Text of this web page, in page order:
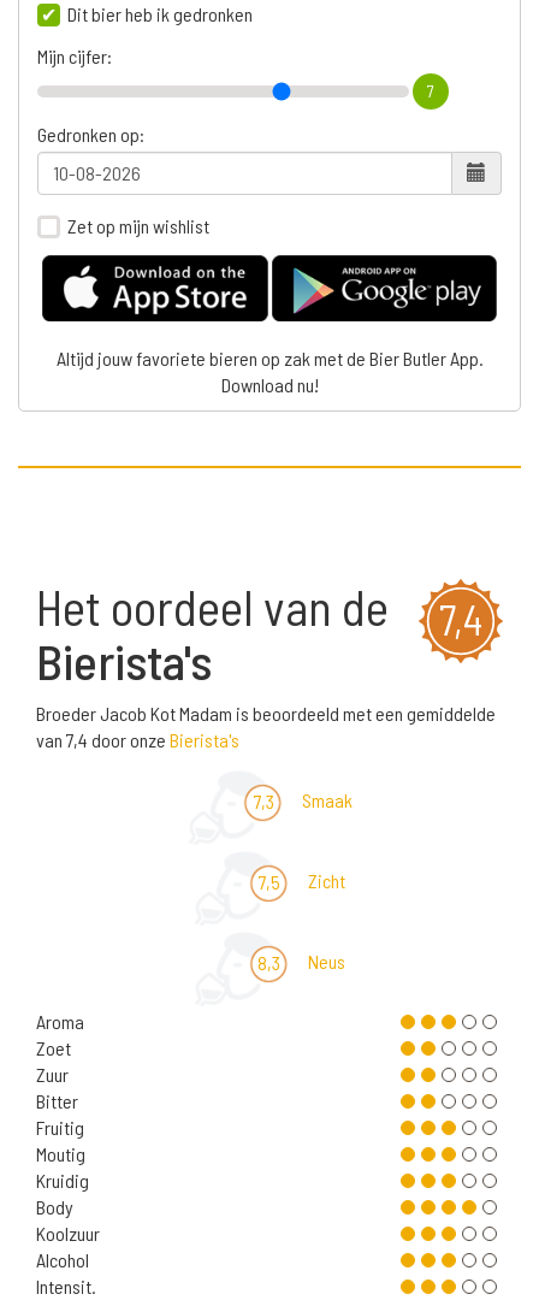
Dit bier heb ik gedronken
Mijn cijfer:
7
Gedronken op:
Zet op mijn wishlist
Altijd jouw favoriete bieren op zak met de Bier Butler App.
Download nu!
7,4
Het oordeel van de
Bierista's
Broeder Jacob Kot Madam is beoordeeld met een gemiddelde
van 7,4 door onze Bierista's
7,3 Smaak
7,5 Zicht
8,3 Neus
Aroma
Zoet
Zuur
Bitter
Fruitig
Moutig
Kruidig
Body
Koolzuur
Alcohol
Intensit.